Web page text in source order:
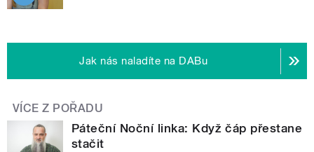
Jak nás naladíte na DABu
VÍCE Z POŘADU
Páteční Noční linka: Když čáp přestane
stačit